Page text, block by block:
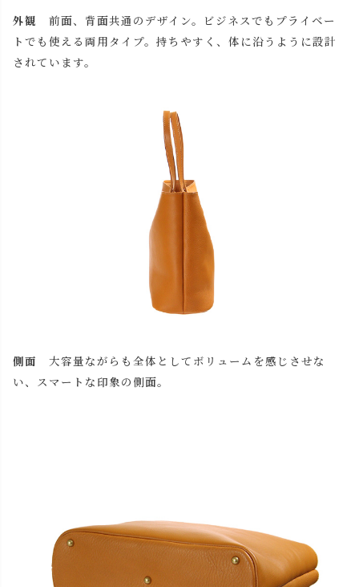
外観 前面、背面共通のデザイン。ビジネスでもプライベー
トでも使える両用タイプ。持ちやすく、体に沿うように設計
されています。
側面 大容量ながらも全体としてボリュームを感じさせな
い、スマートな印象の側面。